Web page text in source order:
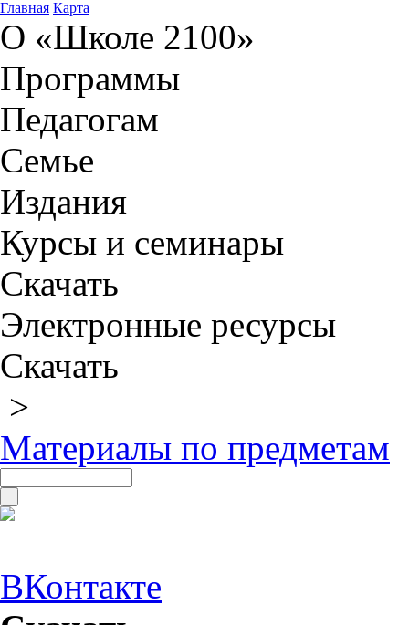
Главная Карта
О «Школе 2100»
Программы
Педагогам
Семье
Издания
Курсы и семинары
Скачать
Электронные ресурсы
Скачать
>
Материалы по предметам
ВКонтакте